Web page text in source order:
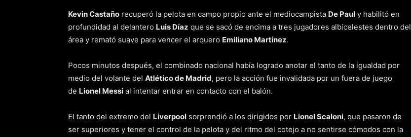
Kevin Castaño recuperó la pelota en campo propio ante el mediocampista De Paul y habilitó en
profundidad al delantero Luis Díaz que se sacó de encima a tres jugadores albicelestes dentro del
área y remató suave para vencer el arquero Emiliano Martínez.
Pocos minutos después, el combinado nacional había logrado anotar el tanto de la igualdad por
medio del volante del Atlético de Madrid, pero la acción fue invalidada por un fuera de juego
de Lionel Messi al intentar entrar en contacto con el balón.
El tanto del extremo del Liverpool sorprendió a los dirigidos por Lionel Scaloni, que pasaron de
ser superiores y tener el control de la pelota y del ritmo del cotejo a no sentirse cómodos con la